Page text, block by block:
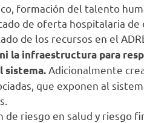
formación del talento
de oferta hospitalaria de
de los recursos en el
la infraestructura para
sistema. Adicionalmente
que exponen al
de riesgo en salud y riesgo